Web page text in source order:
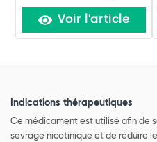
Voir l'article
Indications thérapeutiques
Ce médicament est utilisé afin de
sevrage nicotinique et de réduire